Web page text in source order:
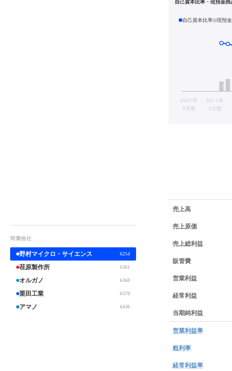
同業他社
野村マイクロ・サイエンス 6254
荏原製作所 6361
オルガノ 6368
栗田工業 6370
アマノ 6436
自己資本比率・現預金残
自己資本比率 現預
業績データ一覧
売上高
売上原価
売上総利益
販管費
営業利益
経常利益
当期純利益
営業利益率
粗利率
経常利益率